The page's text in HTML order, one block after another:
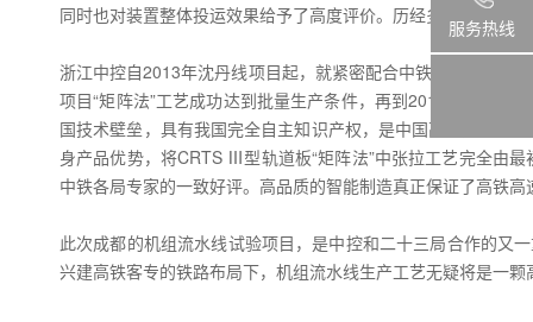
同时也对装置整体投运效果给予了高度评价。历经多个月研发
浙江中控自2013年沈丹线项目起，就紧密配合中铁二十三局
项目“矩阵法”工艺成功达到批量生产条件，再到2015年京沈线
国技术壁垒，具有我国完全自主知识产权，是中国高铁走出去
身产品优势，将CRTS Ⅲ型轨道板“矩阵法”中张拉工艺完全由
中铁各局专家的一致好评。高品质的智能制造真正保证了高铁高
此次成都的机组流水线试验项目，是中控和二十三局合作的又
兴建高铁客专的铁路布局下，机组流水线生产工艺无疑将是一
服务热线